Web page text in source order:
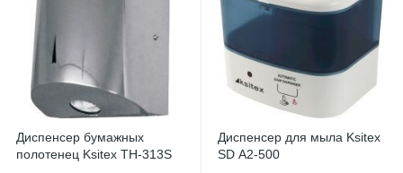
Диспенсер бумажных
полотенец Ksitex TH-313S
Диспенсер для мыла Ksitex
SD А2-500